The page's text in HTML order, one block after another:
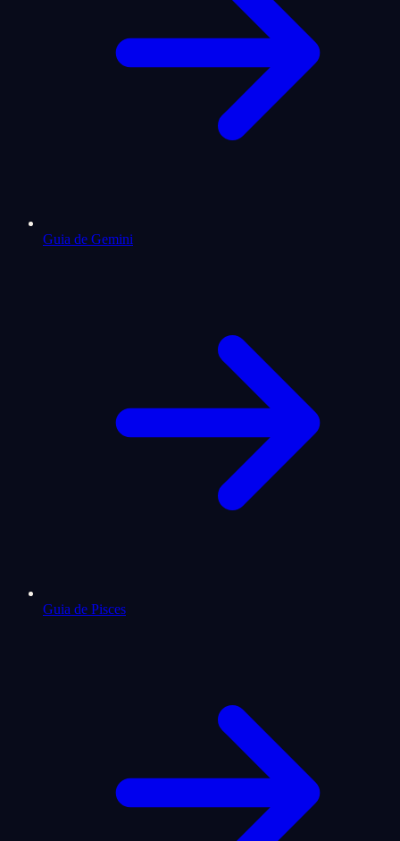
Guia de Gemini
Guia de Pisces